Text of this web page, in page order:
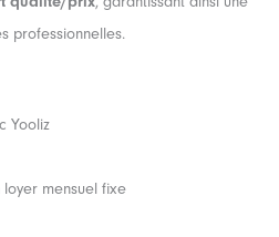
professionnelles.
Yooliz
mensuel fixe